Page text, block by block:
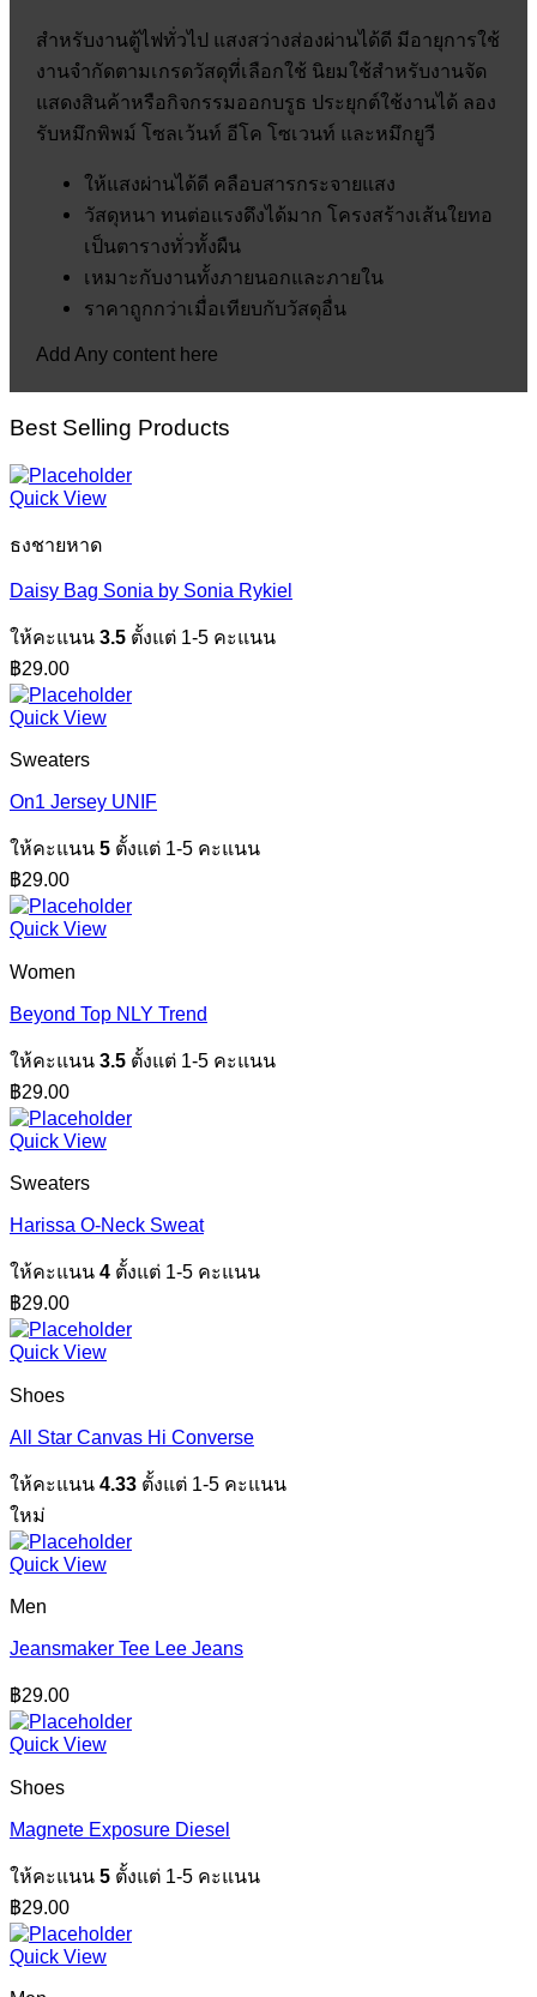
สำหรับงานตู้ไฟทั่วไป แสงสว่างส่องผ่านได้ดี มีอายุการใช้
งานจำกัดตามเกรดวัสดุที่เลือกใช้ นิยมใช้สำหรับงานจัด
แสดงสินค้าหรือกิจกรรมออกบรูธ ประยุกต์ใช้งานได้ ลอง
รับหมึกพิพม์ โซลเว้นท์ อีโค โซเวนท์ และหมึกยูวี
ให้แสงผ่านได้ดี คลือบสารกระจายแสง
วัสดุหนา ทนต่อแรงดึงได้มาก โครงสร้างเส้นใยทอ
เป็นตารางทั่วทั้งผืน
เหมาะกับงานทั้งภายนอกและภายใน
ราคาถูกกว่าเมื่อเทียบกับวัสดุอื่น
Add Any content here
Best Selling Products
Quick View
ธงชายหาด
Daisy Bag Sonia by Sonia Rykiel
ให้คะแนน 3.5 ตั้งแต่ 1-5 คะแนน
฿29.00
Quick View
Sweaters
On1 Jersey UNIF
ให้คะแนน 5 ตั้งแต่ 1-5 คะแนน
฿29.00
Quick View
Women
Beyond Top NLY Trend
ให้คะแนน 3.5 ตั้งแต่ 1-5 คะแนน
฿29.00
Quick View
Sweaters
Harissa O-Neck Sweat
ให้คะแนน 4 ตั้งแต่ 1-5 คะแนน
฿29.00
Quick View
Shoes
All Star Canvas Hi Converse
ให้คะแนน 4.33 ตั้งแต่ 1-5 คะแนน
ใหม่
Quick View
Men
Jeansmaker Tee Lee Jeans
฿29.00
Quick View
Shoes
Magnete Exposure Diesel
ให้คะแนน 5 ตั้งแต่ 1-5 คะแนน
฿29.00
Quick View